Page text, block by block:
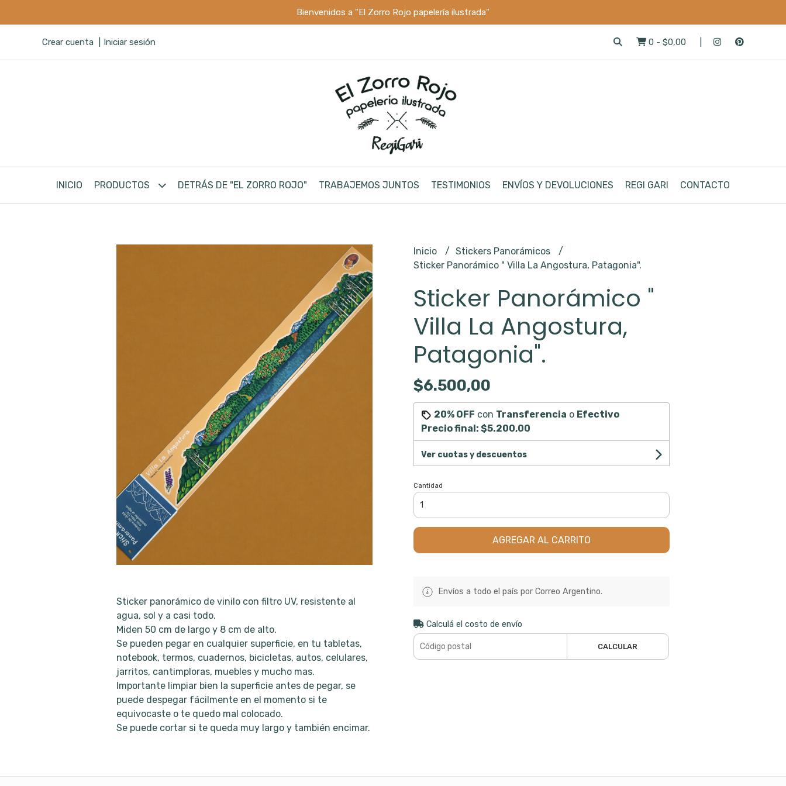
Bienvenidos a "El Zorro Rojo papelería ilustrada"
Crear cuenta Iniciar sesión 0 - $0,00
INICIO PRODUCTOS DETRÁS DE "EL ZORRO ROJO" TRABAJEMOS JUNTOS TESTIMONIOS ENVÍOS Y DEVOLUCIONES REGI GARI CONTACTO
Sticker panorámico de vinilo con filtro UV, resistente al
agua, sol y a casi todo.
Miden 50 cm de largo y 8 cm de alto.
Se pueden pegar en cualquier superficie, en tu tabletas,
notebook, termos, cuadernos, bicicletas, autos, celulares,
jarritos, cantimploras, muebles y mucho mas.
Importante limpiar bien la superficie antes de pegar, se
puede despegar fácilmente en el momento si te
equivocaste o te quedo mal colocado.
Se puede cortar si te queda muy largo y también encimar.
Inicio
Stickers Panorámicos
Sticker Panorámico " Villa La Angostura, Patagonia".
Sticker Panorámico "
Villa La Angostura,
Patagonia".
$6.500,00
20% OFF con Transferencia o Efectivo
Precio final: $5.200,00
Ver cuotas y descuentos
Cantidad
AGREGAR AL CARRITO
Envíos a todo el país por Correo Argentino.
Calculá el costo de envío
CALCULAR